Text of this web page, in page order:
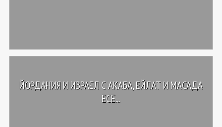
ЙОРДАНИЯ И ИЗРАЕЛ С АКАБА, ЕЙЛАТ И МАСАДА
ЕСЕ...